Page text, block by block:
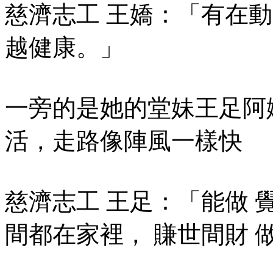
慈濟志工 王嬌：「有在
越健康。」
一旁的是她的堂妹王足
活，走路像陣風一樣快
慈濟志工 王足：「能做
間都在家裡， 賺世間財